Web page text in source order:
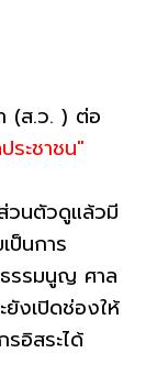
(ส.ว. ) ต่อ
ระชาชน"
วนตัวดูแล้วมี
ป็นการ
รรมนูญ ศาล
งเปิดช่องให้
อิสระได้